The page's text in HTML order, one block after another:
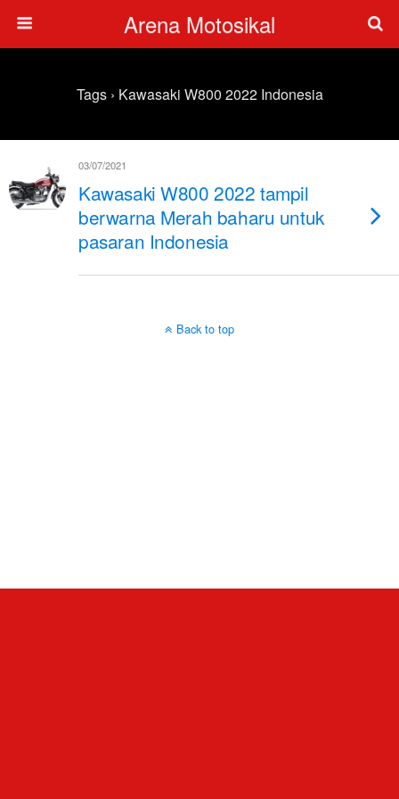
Arena Motosikal
Tags › Kawasaki W800 2022 Indonesia
03/07/2021
Kawasaki W800 2022 tampil
berwarna Merah baharu untuk
pasaran Indonesia
Back to top